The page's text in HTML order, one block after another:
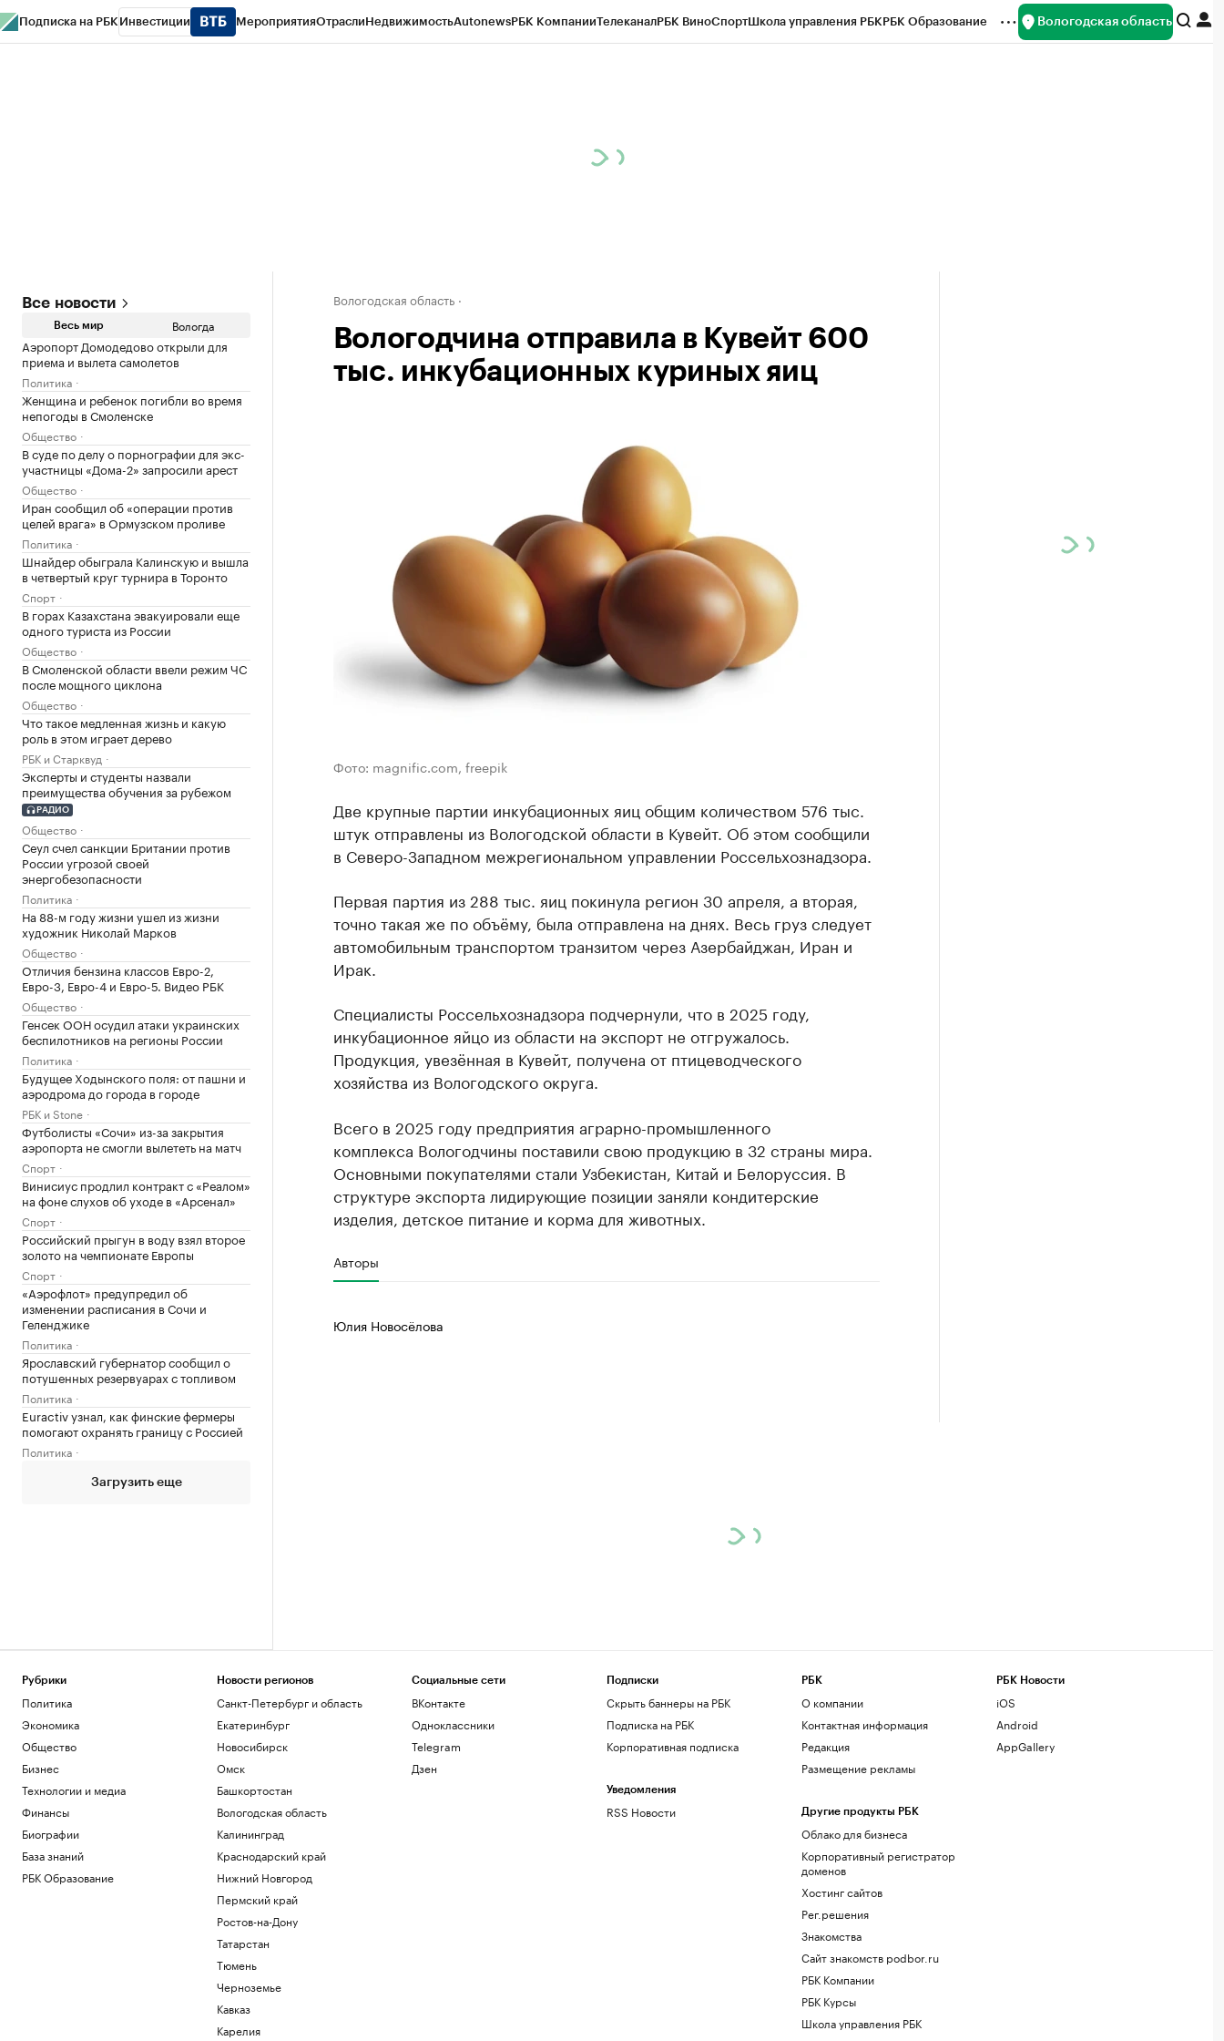
Подписка на РБК Инвестиции МероприятияОтраслиНедвижимостьAutonewsРБК КомпанииТелеканалРБК ВиноСпортШкола управления РБКРБК Образование Вологодская область
Все новости
Весь мир Вологда
Аэропорт Домодедово открыли для
приема и вылета самолетов
Политика
Женщина и ребенок погибли во время
непогоды в Смоленске
Общество
В суде по делу о порнографии для экс-
участницы «Дома-2» запросили арест
Общество
Иран сообщил об «операции против
целей врага» в Ормузском проливе
Политика
Шнайдер обыграла Калинскую и вышла
в четвертый круг турнира в Торонто
Спорт
В горах Казахстана эвакуировали еще
одного туриста из России
Общество
В Смоленской области ввели режим ЧС
после мощного циклона
Общество
Что такое медленная жизнь и какую
роль в этом играет дерево
РБК и Старквуд
Эксперты и студенты назвали
преимущества обучения за рубежом
РАДИО
Общество
Сеул счел санкции Британии против
России угрозой своей
энергобезопасности
Политика
На 88-м году жизни ушел из жизни
художник Николай Марков
Общество
Отличия бензина классов Евро-2,
Евро-3, Евро-4 и Евро-5. Видео РБК
Общество
Генсек ООН осудил атаки украинских
беспилотников на регионы России
Политика
Будущее Ходынского поля: от пашни и
аэродрома до города в городе
РБК и Stone
Футболисты «Сочи» из-за закрытия
аэропорта не смогли вылететь на матч
Спорт
Винисиус продлил контракт с «Реалом»
на фоне слухов об уходе в «Арсенал»
Спорт
Российский прыгун в воду взял второе
золото на чемпионате Европы
Спорт
«Аэрофлот» предупредил об
изменении расписания в Сочи и
Геленджике
Политика
Ярославский губернатор сообщил о
потушенных резервуарах с топливом
Политика
Euractiv узнал, как финские фермеры
помогают охранять границу с Россией
Политика
Загрузить еще
Вологодская область
Вологодчина отправила в Кувейт 600
тыс. инкубационных куриных яиц
Фото: magnific.com, freepik
Две крупные партии инкубационных яиц общим количеством 576 тыс.
штук отправлены из Вологодской области в Кувейт. Об этом сообщили
в Северо-Западном межрегиональном управлении Россельхознадзора.
Первая партия из 288 тыс. яиц покинула регион 30 апреля, а вторая,
точно такая же по объёму, была отправлена на днях. Весь груз следует
автомобильным транспортом транзитом через Азербайджан, Иран и
Ирак.
Специалисты Россельхознадзора подчернули, что в 2025 году,
инкубационное яйцо из области на экспорт не отгружалось.
Продукция, увезённая в Кувейт, получена от птицеводческого
хозяйства из Вологодского округа.
Всего в 2025 году предприятия аграрно-промышленного
комплекса Вологодчины поставили свою продукцию в 32 страны мира.
Основными покупателями стали Узбекистан, Китай и Белоруссия. В
структуре экспорта лидирующие позиции заняли кондитерские
изделия, детское питание и корма для животных.
Авторы
Юлия Новосёлова
Рубрики
Политика
Экономика
Общество
Бизнес
Технологии и медиа
Финансы
Биографии
База знаний
РБК Образование
Новости регионов
Санкт-Петербург и область
Екатеринбург
Новосибирск
Омск
Башкортостан
Вологодская область
Калининград
Краснодарский край
Нижний Новгород
Пермский край
Ростов-на-Дону
Татарстан
Тюмень
Черноземье
Кавказ
Карелия
Социальные сети
ВКонтакте
Одноклассники
Telegram
Дзен
Подписки
Скрыть баннеры на РБК
Подписка на РБК
Корпоративная подписка
Уведомления
RSS Новости
РБК
О компании
Контактная информация
Редакция
Размещение рекламы
Другие продукты РБК
Облако для бизнеса
Корпоративный регистратор
доменов
Хостинг сайтов
Рег.решения
Знакомства
Сайт знакомств podbor.ru
РБК Компании
РБК Курсы
Школа управления РБК
РБК Новости
iOS
Android
AppGallery